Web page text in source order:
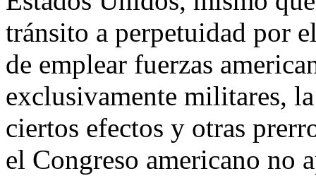
tránsito a perpetuidad por
de emplear fuerzas
exclusivamente militares,
ciertos efectos y otras
el Congreso americano no